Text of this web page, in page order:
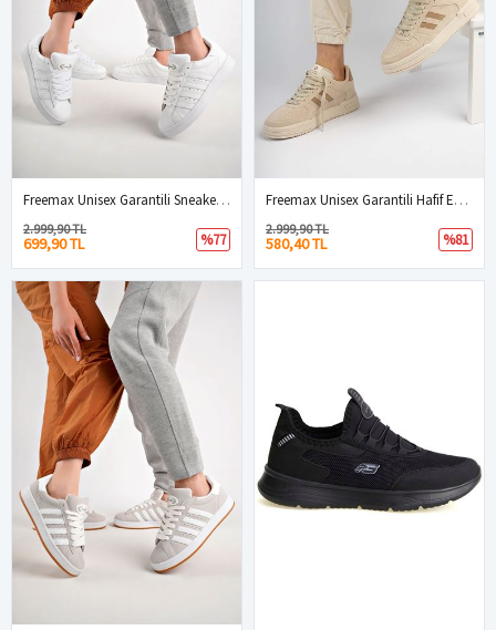
Freemax Unisex Garantili Sneaker Spor Ayakkabı. Beyaz
699,90 TL
2.999,90 TL
%77
Freemax Unisex Garantili Hafif Esnek Sağlam Sneaker Spor Ayakkabı Bej Kahve
580,40 TL
2.999,90 TL
%81